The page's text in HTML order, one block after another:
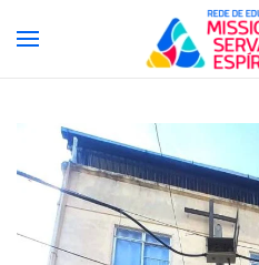
Skip to main content